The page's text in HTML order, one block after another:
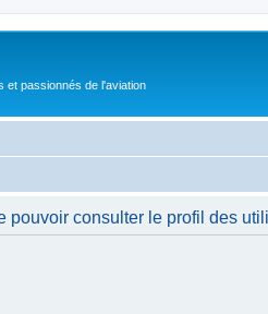
et passionnés de l'aviation
pouvoir consulter le profil des